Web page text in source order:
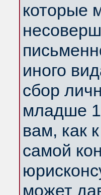
которые
иного
сбор
младше
вам, как
самой
может